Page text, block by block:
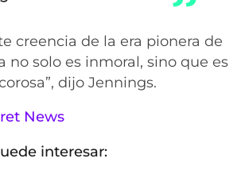
creencia de la era pionera de
no solo es inmoral, sino que es
dijo Jennings.
News
interesar: